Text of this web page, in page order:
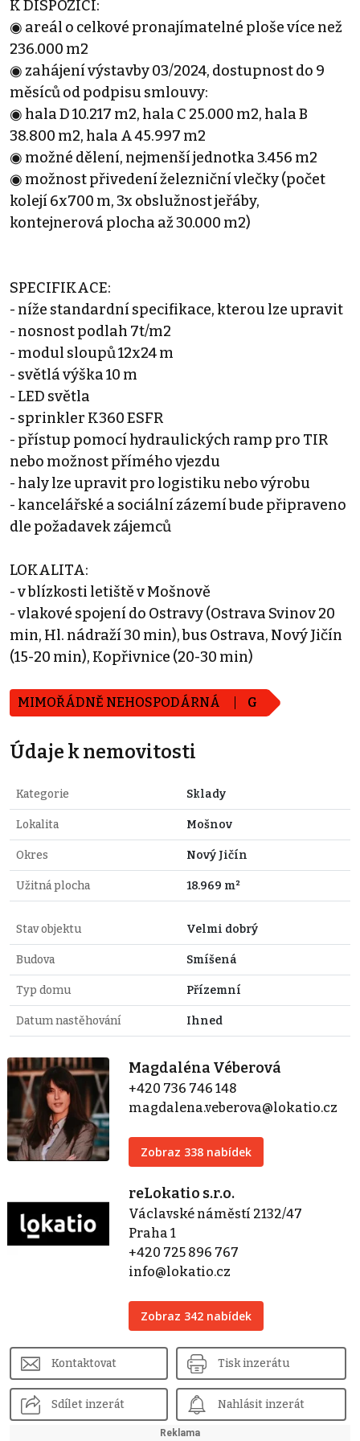
K DISPOZICI:
◉ areál o celkové pronajímatelné ploše více než
236.000 m2
◉ zahájení výstavby 03/2024, dostupnost do 9
měsíců od podpisu smlouvy:
◉ hala D 10.217 m2, hala C 25.000 m2, hala B
38.800 m2, hala A 45.997 m2
◉ možné dělení, nejmenší jednotka 3.456 m2
◉ možnost přivedení železniční vlečky (počet
kolejí 6x700 m, 3x obslužnost jeřáby,
kontejnerová plocha až 30.000 m2)
SPECIFIKACE:
- níže standardní specifikace, kterou lze upravit
- nosnost podlah 7t/m2
- modul sloupů 12x24 m
- světlá výška 10 m
- LED světla
- sprinkler K360 ESFR
- přístup pomocí hydraulických ramp pro TIR
nebo možnost přímého vjezdu
- haly lze upravit pro logistiku nebo výrobu
- kancelářské a sociální zázemí bude připraveno
dle požadavek zájemců
LOKALITA:
- v blízkosti letiště v Mošnově
- vlakové spojení do Ostravy (Ostrava Svinov 20
min, Hl. nádraží 30 min), bus Ostrava, Nový Jičín
(15-20 min), Kopřivnice (20-30 min)
MIMOŘÁDNĚ NEHOSPODÁRNÁ G
Údaje k nemovitosti
Kategorie Sklady
Lokalita Mošnov
Okres Nový Jičín
Užitná plocha 18.969 m²
Stav objektu Velmi dobrý
Budova Smíšená
Typ domu Přízemní
Datum nastěhování Ihned
Magdaléna Véberová
+420 736 746 148
magdalena.veberova@lokatio.cz
Zobraz 338 nabídek
reLokatio s.r.o.
Václavské náměstí 2132/47
Praha 1
+420 725 896 767
info@lokatio.cz
Zobraz 342 nabídek
Kontaktovat Tisk inzerátu
Sdílet inzerát Nahlásit inzerát